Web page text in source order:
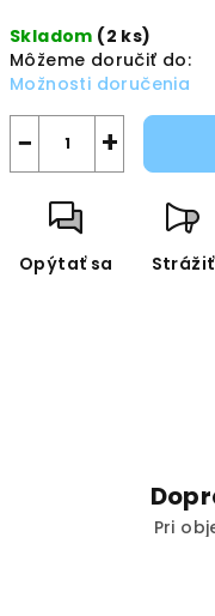
cena:
Skladom (2 ks)
Môžeme doručiť do:
Možnosti doručenia
+
−
Opýtať sa Strážiť
Pri